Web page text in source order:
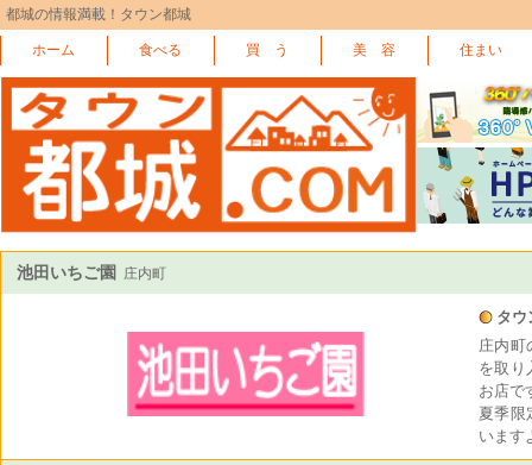
都城の情報満載！タウン都城
ホーム 食べる 買 う 美 容 住まい
池田いちご園 庄内町
タウ
庄内町
を取り
お店
夏季限
います